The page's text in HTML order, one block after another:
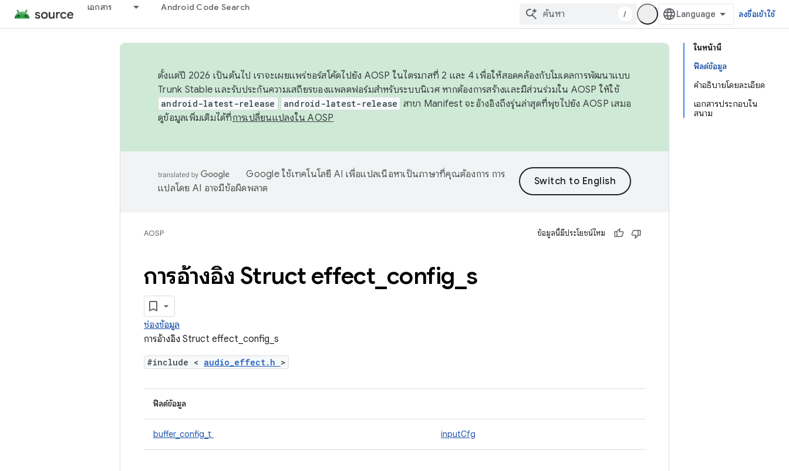
เอกสาร Android Code Search
/ ลงชื่อเข้าใช้
ในหน้านี้
ฟิลด์ข้อมูล
คำอธิบายโดยละเอียด
เอกสารประกอบใน
สนาม
ตั้งแต่ปี 2026 เป็นต้นไป เราจะเผยแพร่ซอร์สโค้ดไปยัง AOSP ในไตรมาสที่ 2 และ 4 เพื่อให้สอดคล้องกับโมเดลการพัฒนาแบบ
Trunk Stable และรับประกันความเสถียรของแพลตฟอร์มสำหรับระบบนิเวศ หากต้องการสร้างและมีส่วนร่วมใน AOSP ให้ใช้
android-latest-release android-latest-release สาขา Manifest จะอ้างอิงถึงรุ่นล่าสุดที่พุชไปยัง AOSP เสมอ
ดูข้อมูลเพิ่มเติมได้ที่การเปลี่ยนแปลงใน AOSP
Google ใช้เทคโนโลยี AI เพื่อแปลเนื้อหาเป็นภาษาที่คุณต้องการ การ
แปลโดย AI อาจมีข้อผิดพลาด
AOSP ข้อมูลนี้มีประโยชน์ไหม
การอ้างอิง Struct effect config s
ช่องข้อมูล
การอ้างอิง Struct effect_config_s
#include < audio_effect.h >
ฟิลด์ข้อมูล
buffer_config_t inputCfg